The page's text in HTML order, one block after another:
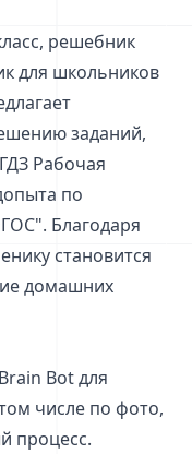
решебник
для школьников
заданий,
Рабочая
по
Благодаря
становится
домашних
Bot для
числе по фото,
процесс.